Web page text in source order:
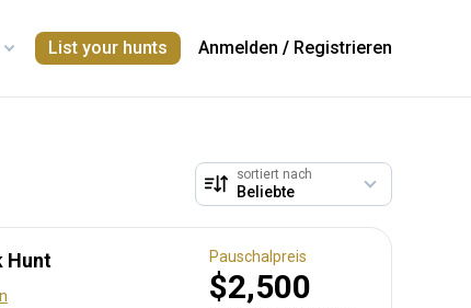
List your hunts Anmelden / Registrieren
sortiert nach
Hunt Pauschalpreis
$2,500